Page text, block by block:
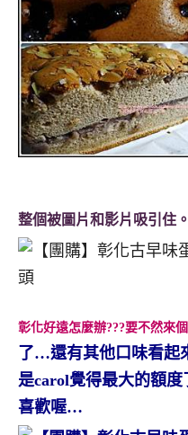
整個被圖片和影片吸引住
彰化好遠怎麼辦???要不然來
了…還有其他口味看起
是carol覺得最大的額
喜歡喔…